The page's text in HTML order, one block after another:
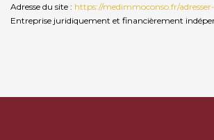
Adresse du site : https://medimmoconso.fr/
Entreprise juridiquement et financièrement